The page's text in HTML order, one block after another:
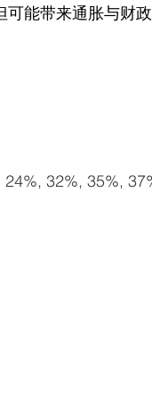
能带来通胀与财
32%, 35%,